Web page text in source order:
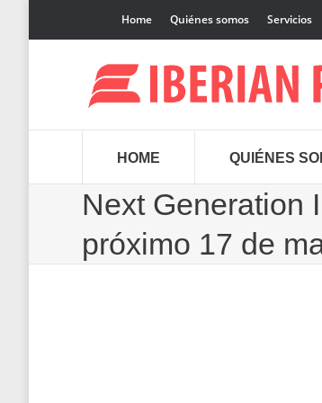
Home Quiénes somos Servicios
HOME QUIÉNES
Next Generation
próximo 17 de